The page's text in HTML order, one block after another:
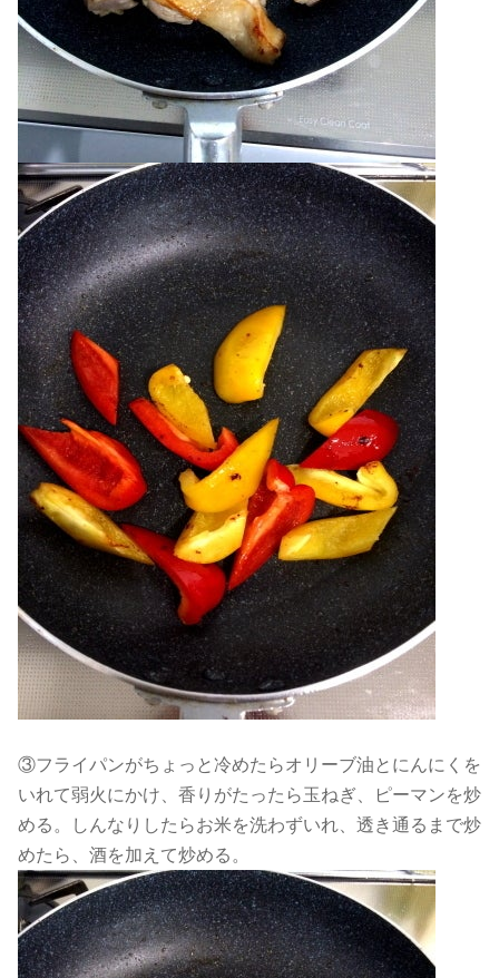
③フライパンがちょっと冷めたらオリーブ油とにんにくを
いれて弱火にかけ、香りがたったら玉ねぎ、ピーマンを炒
める。しんなりしたらお米を洗わずいれ、透き通るまで炒
めたら、酒を加えて炒める。